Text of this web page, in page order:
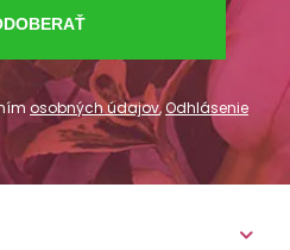
osobných údajov,Odhlásenie